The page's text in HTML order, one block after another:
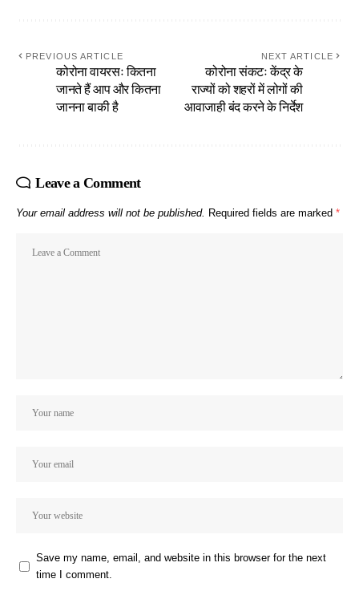
PREVIOUS ARTICLE
कोरोना वायरसः कितना
जानते हैं आप और कितना
जानना बाकी है
NEXT ARTICLE
कोरोना संकटः केंद्र के
राज्यों को शहरों में लोगों की
आवाजाही बंद करने के निर्देश
Leave a Comment
Your email address will not be published. Required fields are marked *
Save my name, email, and website in this browser for the next
time I comment.